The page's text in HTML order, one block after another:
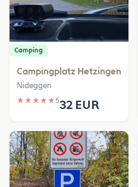
Camping
Campingplatz Hetzingen
Nideggen
★ ★ ★ ★ ★532 EUR